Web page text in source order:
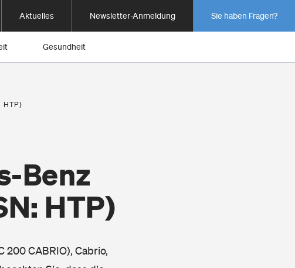
Aktuelles Newsletter-Anmeldung Sie haben Fragen?
Gesundheit
HTP)
Benz
HTP)
200 CABRIO), Cabrio,